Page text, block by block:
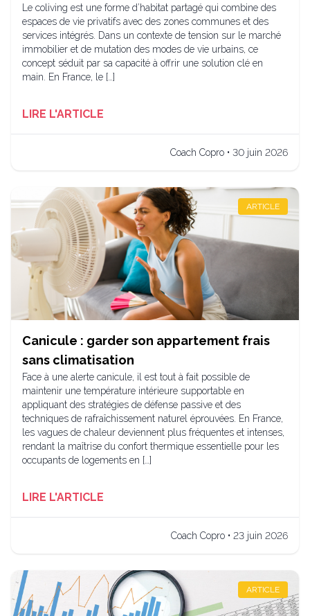
Le coliving est une forme d’habitat partagé qui combine des
espaces de vie privatifs avec des zones communes et des
services intégrés. Dans un contexte de tension sur le marché
immobilier et de mutation des modes de vie urbains, ce
concept séduit par sa capacité à offrir une solution clé en
main. En France, le […]
LIRE L'ARTICLE
Coach Copro • 30 juin 2026
ARTICLE
Canicule : garder son appartement frais
sans climatisation
Face à une alerte canicule, il est tout à fait possible de
maintenir une température intérieure supportable en
appliquant des stratégies de défense passive et des
techniques de rafraîchissement naturel éprouvées. En France,
les vagues de chaleur deviennent plus fréquentes et intenses,
rendant la maîtrise du confort thermique essentielle pour les
occupants de logements en […]
LIRE L'ARTICLE
Coach Copro • 23 juin 2026
ARTICLE